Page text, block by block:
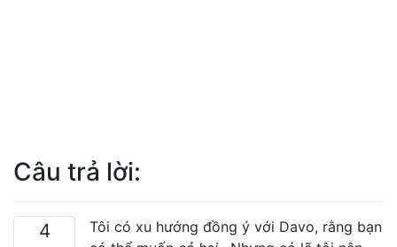
Câu trả lời:
4
Tôi có xu hướng đồng ý với Davo, rằng bạn